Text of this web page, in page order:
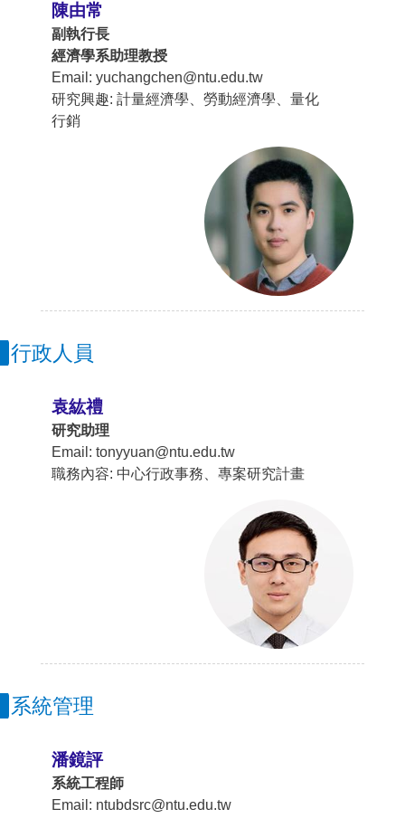
陳由常
副執行長
經濟學系助理教授
Email: yuchangchen@ntu.edu.tw
研究興趣: 計量經濟學、勞動經濟學、量化
行銷
行政人員
袁紘禮
研究助理
Email: tonyyuan@ntu.edu.tw
職務內容: 中心行政事務、專案研究計畫
系統管理
潘鏡評
系統工程師
Email: ntubdsrc@ntu.edu.tw